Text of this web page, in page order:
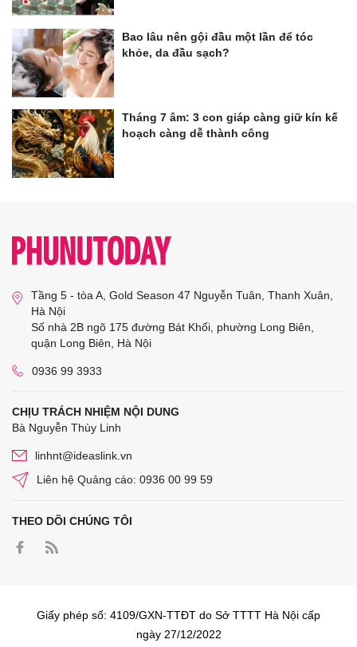
Bao lâu nên gội đầu một lần để tóc
khỏe, da đầu sạch?
Tháng 7 âm: 3 con giáp càng giữ kín kế
hoạch càng dễ thành công
Tầng 5 - tòa A, Gold Season 47 Nguyễn Tuân, Thanh Xuân,
Hà Nội
Số nhà 2B ngõ 175 đường Bát Khối, phường Long Biên,
quận Long Biên, Hà Nội
0936 99 3933
CHỊU TRÁCH NHIỆM NỘI DUNG
Bà Nguyễn Thùy Linh
linhnt@ideaslink.vn
Liên hệ Quảng cáo: 0936 00 99 59
THEO DÕI CHÚNG TÔI
Giấy phép số: 4109/GXN-TTĐT do Sở TTTT Hà Nội cấp
ngày 27/12/2022